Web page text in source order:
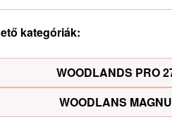
kategóriák:
WOODLANDS PRO
WOODLANS